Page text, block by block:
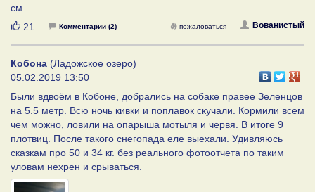
см...
Нравится
21 Комментарии (2) Вованистый
пожаловаться
Кобона (Ладожское озеро)
05.02.2019 13:50
Были вдвоём в Кобоне, добрались на собаке правее Зеленцов
на 5.5 метр. Всю ночь кивки и поплавок скучали. Кормили всем
чем можно, ловили на опарыша мотыля и червя. В итоге 9
плотвиц. После такого снегопада еле выехали. Удивляюсь
сказкам про 50 и 34 кг. без реального фотоотчета по таким
уловам нехрен и срываться.